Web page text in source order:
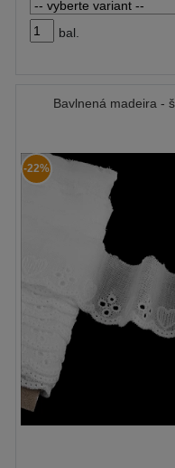
bal.
Bavlnená madeira -
-22%